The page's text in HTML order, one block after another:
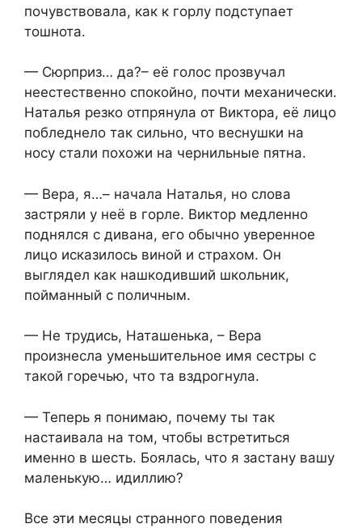
почувствовала, как к горлу подступает
тошнота.
— Сюрприз… да?– её голос прозвучал
неестественно спокойно, почти механически.
Наталья резко отпрянула от Виктора, её лицо
побледнело так сильно, что веснушки на
носу стали похожи на чернильные пятна.
— Вера, я…– начала Наталья, но слова
застряли у неё в горле. Виктор медленно
поднялся с дивана, его обычно уверенное
лицо исказилось виной и страхом. Он
выглядел как нашкодивший школьник,
пойманный с поличным.
— Не трудись, Наташенька, – Вера
произнесла уменьшительное имя сестры с
такой горечью, что та вздрогнула.
— Теперь я понимаю, почему ты так
настаивала на том, чтобы встретиться
именно в шесть. Боялась, что я застану вашу
маленькую… идиллию?
Все эти месяцы странного поведения